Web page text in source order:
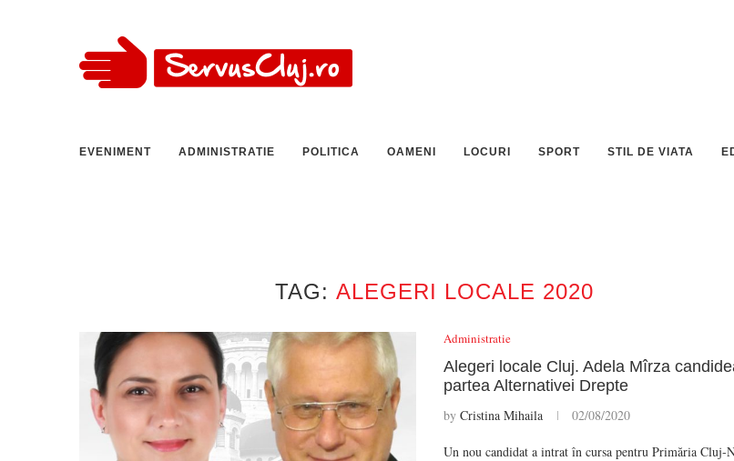
EVENIMENT ADMINISTRATIE POLITICA OAMENI LOCURI SPORT STIL DE VIATA
TAG: ALEGERI LOCALE 2020
Administratie
Alegeri locale Cluj. Adela Mîrza
partea Alternativei Drepte
by Cristina Mihaila 02/08/2020
Un nou candidat a intrat în cursa pentru Primăria Cluj-